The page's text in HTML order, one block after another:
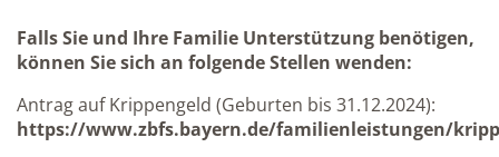
Falls Sie und Ihre Familie Unterstützung benötigen,
können Sie sich an folgende Stellen wenden:
Antrag auf Krippengeld (Geburten bis 31.12.2024):
https://www.zbfs.bayern.de/familienleistungen/